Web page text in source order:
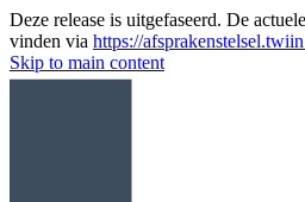
Deze release is uitgefaseerd. De
vinden via https://
Skip to main content